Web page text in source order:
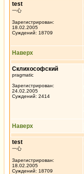
test
一心
Зарегистрирован:
18.02.2005
Суждений: 18709
Наверх
Склихософский
pragmatic
Зарегистрирован:
24.02.2005
Суждений: 2414
Наверх
test
一心
Зарегистрирован:
18.02.2005
Суждений: 18709